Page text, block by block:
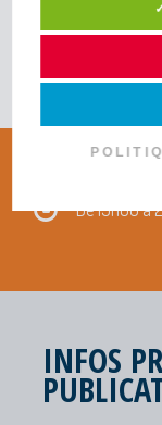
De 19h00 à
INFOS